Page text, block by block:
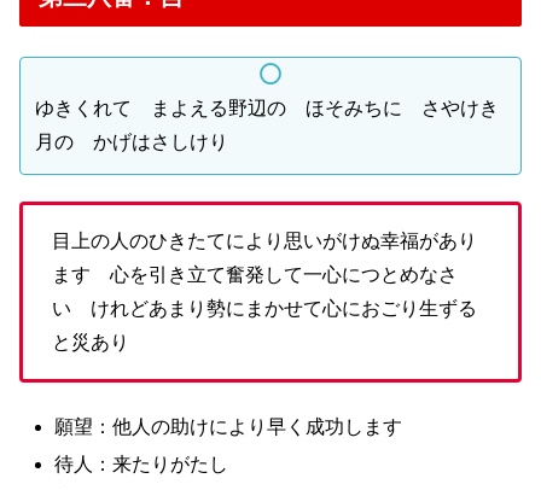
ゆきくれて まよえる野辺の ほそみちに さやけき
月の かげはさしけり
目上の人のひきたてにより思いがけぬ幸福があり
ます 心を引き立て奮発して一心につとめなさ
い けれどあまり勢にまかせて心におごり生ずる
と災あり
願望：他人の助けにより早く成功します
待人：来たりがたし